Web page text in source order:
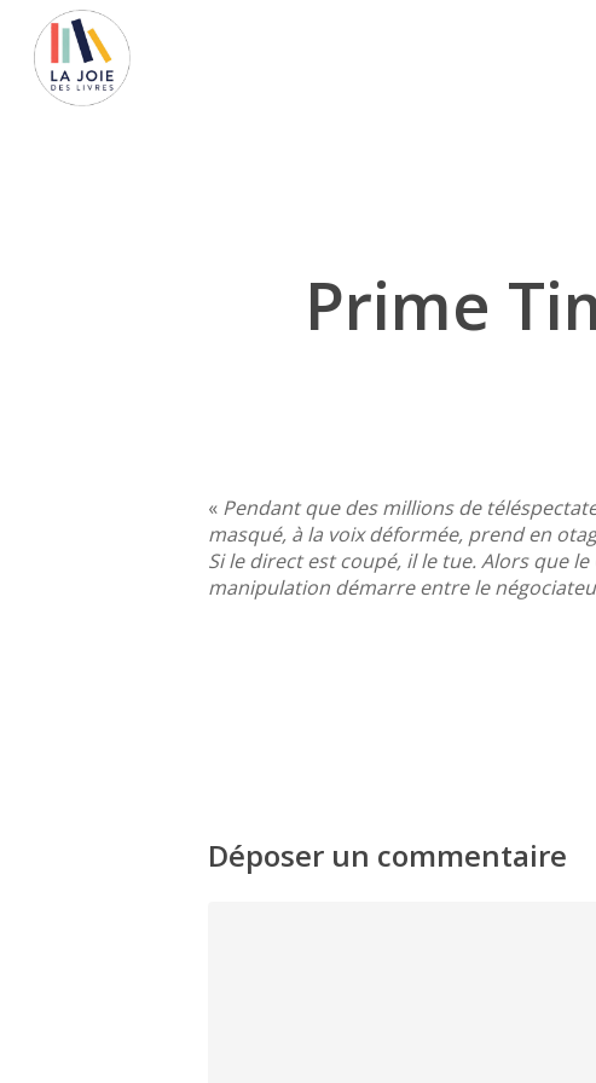
main
content
Prime
« Pendant que des millions de
masqué, à la voix déformée, prend en
Si le direct est coupé, il le tue. Alors que
manipulation démarre entre le
Déposer un commentaire